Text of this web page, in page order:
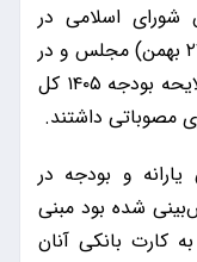
شورای اسلامی در
جلسه علنی نوبت صبح امروز (دوشنبه ۲۷ بهمن) مجلس و در
جریان بررسی ردیف ۴ الزامات مصارف لایحه بودجه ۱۴۰۵ کل
مصوباتی داشتند.
و بودجه در
شده بود مبنی
کارت بانکی آنان